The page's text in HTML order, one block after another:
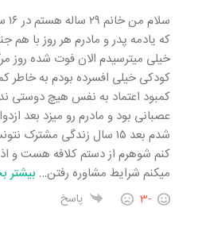
که یادمه پدر و مادرم هر روز با هم
خیلی میترسیدم الان فوت شده روز
کودکی خیلی افسرده بودم به خاطر
کمبود اعتماد به نفس هیچ دوستی
عصبانی بود و مادرم رو میزد بعد
شدم بعد ۱۵ سال زندگی
کنم شوهرم از دستم کلافه هست و
میکنم شرایط مشاوره رفتن… بیشتر
-3 پاسخ